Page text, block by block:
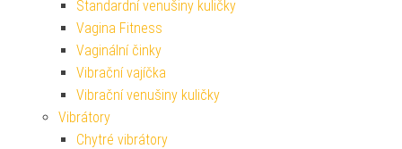
Standardní venušiny kuličky
Vagina Fitness
Vaginální činky
Vibrační vajíčka
Vibrační venušiny kuličky
Vibrátory
Chytré vibrátory